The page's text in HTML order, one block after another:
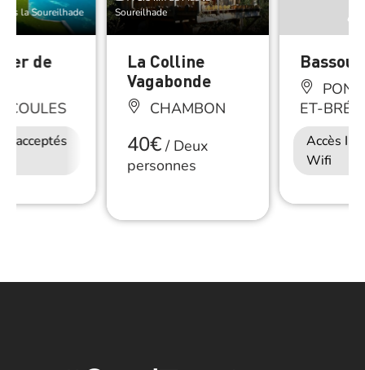
la Soureilhade
de
acceptés Petit déjeuner
Accès Internet
Soureilhade
La Colline
Vagabonde
CHAMBON
40€/Deux
personnes
ET-
Accès
Wifi